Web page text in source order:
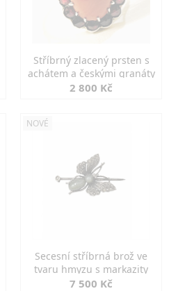
Stříbrný zlacený prsten s
achátem a českými granáty
2 800 Kč
NOVÉ
Secesní stříbrná brož ve
tvaru hmyzu s markazity
7 500 Kč